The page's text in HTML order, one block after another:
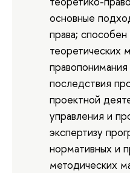
основные
права;
теоретических
последствия
проектной
управления и
экспертизу
нормативных и
методических